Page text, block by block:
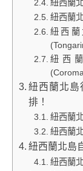
紐西蘭
紐西蘭
紐西
紐西
紐西蘭北島
排！
紐西蘭
紐西蘭
紐西蘭北島
紐西蘭